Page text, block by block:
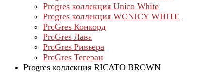
Progres коллекция Unico White
Progres коллекция WONICY WHITE
ProGres Конкорд
ProGres Лава
ProGres Ривьера
ProGres Тегеран
Progres коллекция RICATO BROWN